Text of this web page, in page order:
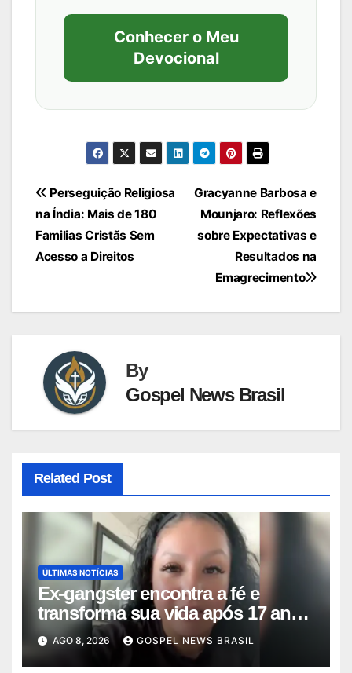
Conhecer o Meu
Devocional
Navegação
de
Post
Gracyanne Barbosa e
Mounjaro: Reflexões
sobre Expectativas e
Resultados na
Emagrecimento
Perseguição Religiosa
na Índia: Mais de 180
Familias Cristãs Sem
Acesso a Direitos
By
Gospel News Brasil
Related Post
ÚLTIMAS NOTÍCIAS
Ex-gangster encontra a fé e
transforma sua vida após 17 anos
na p…
AGO 8, 2026 GOSPEL NEWS BRASIL